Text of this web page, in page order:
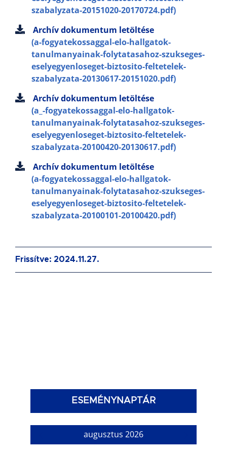
szabalyzata-20151020-20170724.pdf)
Archív dokumentum letöltése
(a-fogyatekossaggal-elo-hallgatok-
tanulmanyainak-folytatasahoz-szukseges-
eselyegyenloseget-biztosito-feltetelek-
szabalyzata-20130617-20151020.pdf)
Archív dokumentum letöltése
(a_-fogyatekossaggal-elo-hallgatok-
tanulmanyainak-folytatasahoz-szukseges-
eselyegyenloseget-biztosito-feltetelek-
szabalyzata-20100420-20130617.pdf)
Archív dokumentum letöltése
(a-fogyatekossaggal-elo-hallgatok-
tanulmanyainak-folytatasahoz-szukseges-
eselyegyenloseget-biztosito-feltetelek-
szabalyzata-20100101-20100420.pdf)
Frissítve: 2024.11.27.
ESEMÉNYNAPTÁR
augusztus 2026